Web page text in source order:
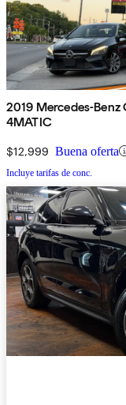
2019 Mercedes-Benz
4MATIC
$12,999 Buena oferta
Incluye tarifas de conc.